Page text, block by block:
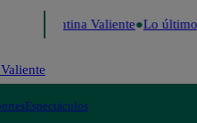
Valentina Valiente Lo último
Espectáculos